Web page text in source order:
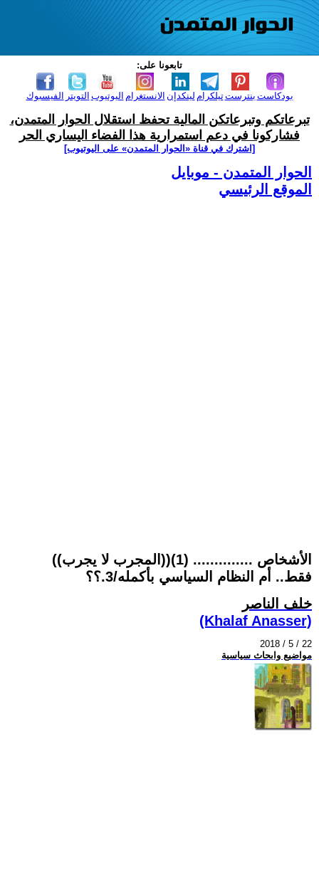
تابعونا على:
الفيسبوك التويتر اليوتيوب الانستغرام لينكدإن تيلكرامبنترست بودكاست
تبرعاتكم وتبرعاتكن المالية تحفظ استقلال الحوار المتمدن،
فشاركونا في دعم استمرارية هذا الفضاء اليساري الحر
[اشترك في قناة ‫«الحوار المتمدن» على اليوتيوب]
الحوار المتمدن - موبايل
الموقع الرئيسي
((المجرب لا يجرب))(1) .............. الأشخاص
فقط.. أم النظام السياسي بأكمله/3.؟؟
خلف الناصر
(Khalaf Anasser)
2018 / 5 / 22
مواضيع وابحاث سياسية